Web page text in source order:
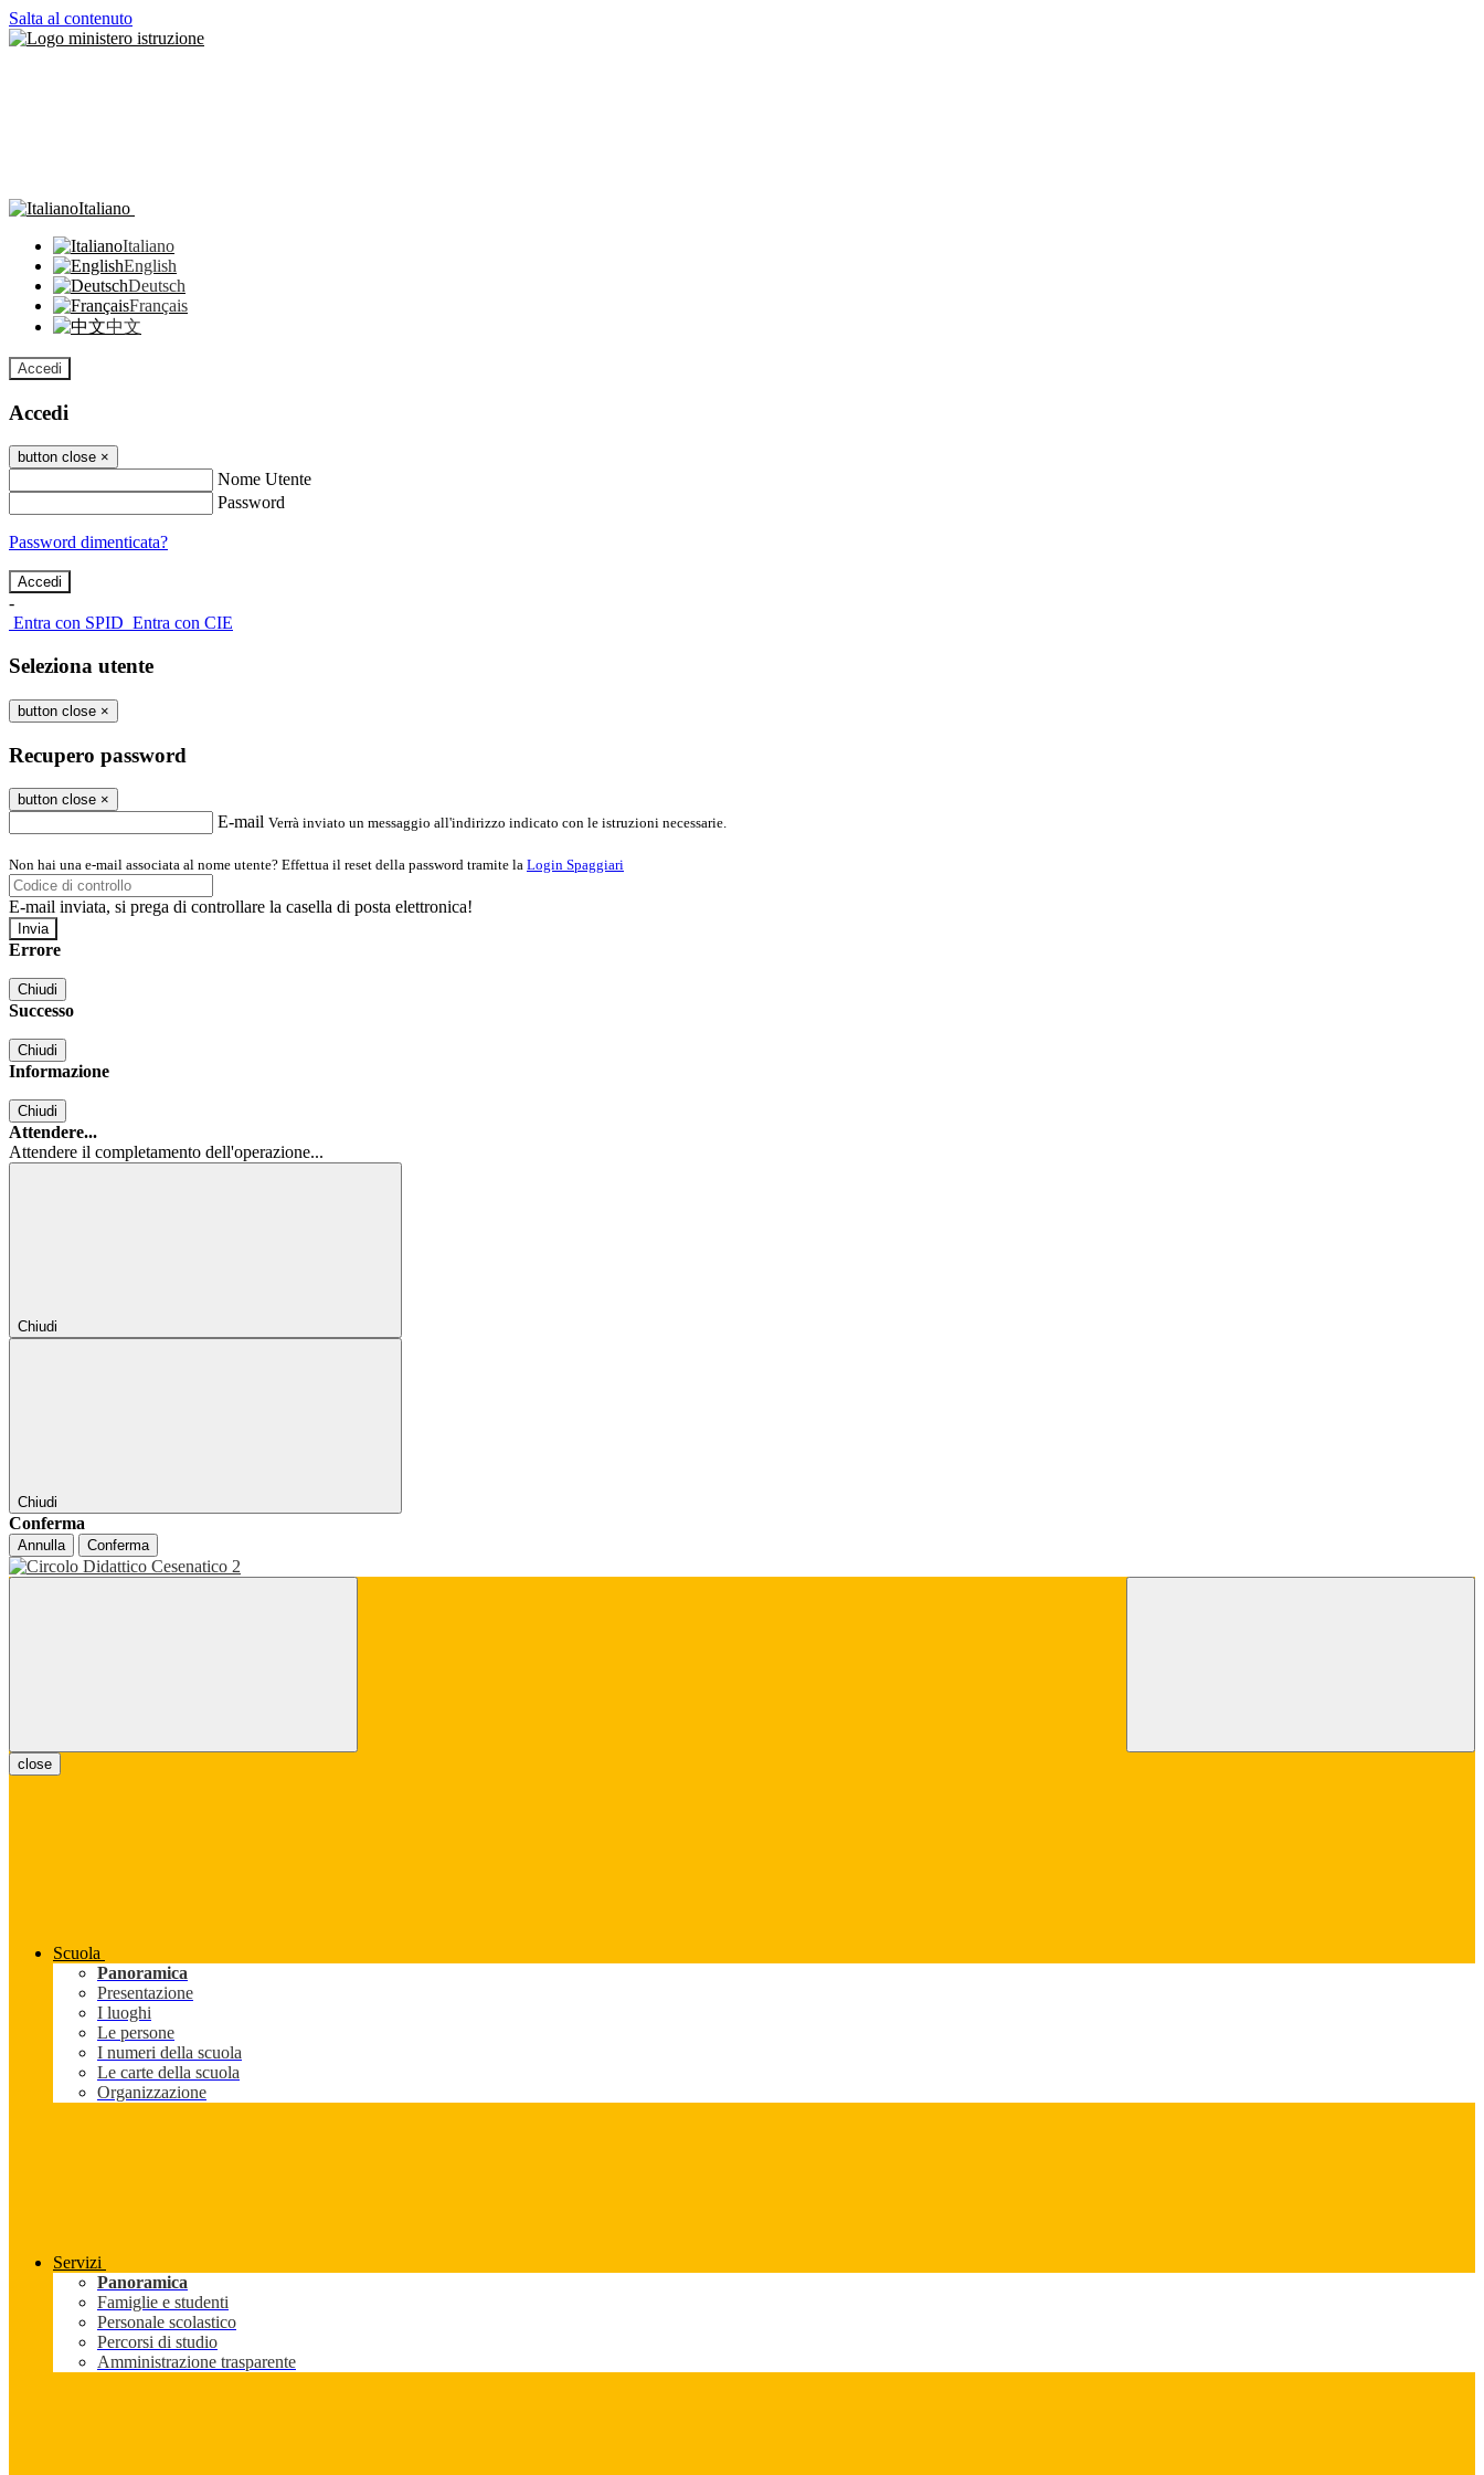
Salta al contenuto
Italiano
Italiano
English
Deutsch
Français
中文
Accedi
Accedi
button close ×
Nome Utente
Password
Password dimenticata?
-
Entra con SPID Entra con CIE
Seleziona utente
button close ×
Recupero password
button close ×
E-mail Verrà inviato un messaggio all'indirizzo indicato con le istruzioni necessarie.
Non hai una e-mail associata al nome utente? Effettua il reset della password tramite la Login Spaggiari
E-mail inviata, si prega di controllare la casella di posta elettronica!
Errore
Chiudi
Successo
Chiudi
Informazione
Chiudi
Attendere...
Attendere il completamento dell'operazione...
Chiudi
Chiudi
Conferma
Annulla Conferma
close
Scuola
Panoramica
Presentazione
I luoghi
Le persone
I numeri della scuola
Le carte della scuola
Organizzazione
Servizi
Panoramica
Famiglie e studenti
Personale scolastico
Percorsi di studio
Amministrazione trasparente